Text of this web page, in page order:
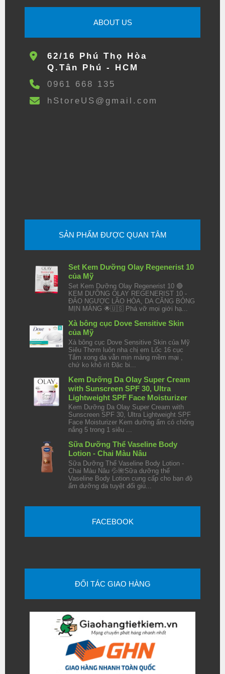
ABOUT US
62/16 Phú Thọ Hòa
Q.Tân Phú - HCM
0961 668 135
hStoreUS@gmail.com
SẢN PHẨM ĐƯỢC QUAN TÂM
Set Kem Dưỡng Olay Regenerist 10
của Mỹ
Set Kem Dưỡng Olay Regenerist 10 🔴
KEM DƯỠNG OLAY REGENERIST 10 -
ĐẢO NGƯỢC LÃO HÓA, DA CĂNG BÓNG
MỊN MÀNG 🌟🇺🇸 Phá vỡ mọi giới hạ...
Xà bông cục Dove Sensitive Skin
của Mỹ
Xà bông cục Dove Sensitive Skin của Mỹ
Siêu Thơm luôn nha chị em Lốc 16 cục
Tắm xong da vẫn mịn màng mềm mại ,
chứ ko khô rít Đặc bi...
Kem Dưỡng Da Olay Super Cream
with Sunscreen SPF 30, Ultra
Lightweight SPF Face Moisturizer
Kem Dưỡng Da Olay Super Cream with
Sunscreen SPF 30, Ultra Lightweight SPF
Face Moisturizer Kem dưỡng ẩm có chống
nắng 5 trong 1 siêu ...
Sữa Dưỡng Thể Vaseline Body
Lotion - Chai Màu Nâu
Sữa Dưỡng Thể Vaseline Body Lotion -
Chai Màu Nâu 💦🌺Sữa dưỡng thể
Vaseline Body Lotion cung cấp cho bạn độ
ẩm dưỡng da tuyệt đối giú...
FACEBOOK
ĐỐI TÁC GIAO HÀNG